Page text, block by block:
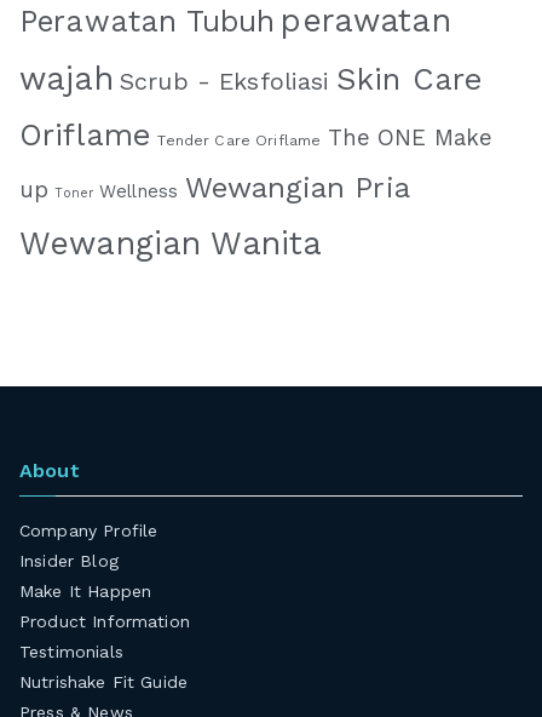
Perawatan Tubuh perawatan
wajah Scrub - Eksfoliasi Skin Care
Oriflame Tender Care Oriflame The ONE Make
up Toner Wellness Wewangian Pria
Wewangian Wanita
About
Company Profile
Insider Blog
Make It Happen
Product Information
Testimonials
Nutrishake Fit Guide
Press & News